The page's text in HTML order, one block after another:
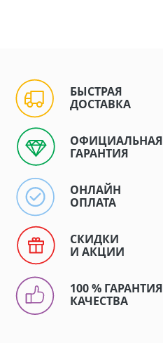
БЫСТРАЯ
ДОСТАВКА
ОФИЦИАЛЬНАЯ
ГАРАНТИЯ
ОНЛАЙН
ОПЛАТА
СКИДКИ
И АКЦИИ
100 % ГАРАНТИЯ
КАЧЕСТВА